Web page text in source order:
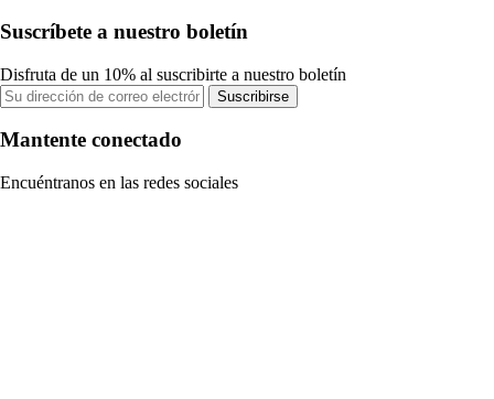
Suscríbete a nuestro boletín
Disfruta de un 10% al suscribirte a nuestro boletín
Suscribirse
Mantente conectado
Encuéntranos en las redes sociales